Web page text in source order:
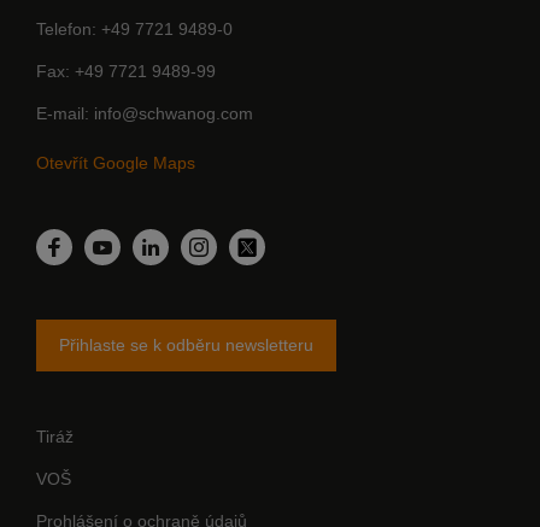
Telefon +49 7721 9489-0
Fax +49 7721 9489-99
E-mail info@schwanog.com
Otevřít Google Maps
Facebook
YouTubeLinkedInInstagram
Twitter
Přihlaste se k odběru newsletteru
Tiráž
VOŠ
Prohlášení o ochraně údajů